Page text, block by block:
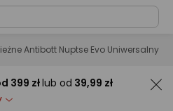
Antibott Nuptse Evo Uniwersalny
399 złlub od 39,99 zł